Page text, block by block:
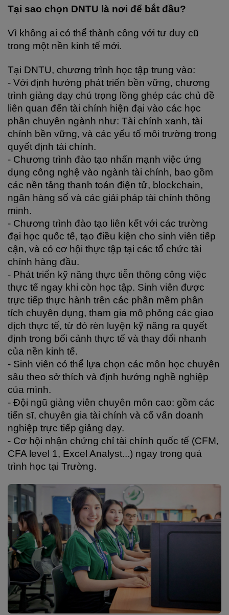
Tại sao chọn DNTU là nơi để bắt đầu?
Vì không ai có thể thành công với tư duy cũ
trong một nền kinh tế mới.
Tại DNTU, chương trình học tập trung vào:
- Với định hướng phát triển bền vững, chương
trình giảng dạy chú trọng lồng ghép các chủ đề
liên quan đến tài chính hiện đại vào các học
phần chuyên ngành như: Tài chính xanh, tài
chính bền vững, và các yếu tố môi trường trong
quyết định tài chính.
- Chương trình đào tạo nhấn mạnh việc ứng
dụng công nghệ vào ngành tài chính, bao gồm
các nền tảng thanh toán điện tử, blockchain,
ngân hàng số và các giải pháp tài chính thông
minh.
- Chương trình đào tạo liên kết với các trường
đại học quốc tế, tạo điều kiện cho sinh viên tiếp
cận, và có cơ hội thực tập tại các tổ chức tài
chính hàng đầu.
- Phát triển kỹ năng thực tiễn thông công việc
thực tế ngay khi còn học tập. Sinh viên được
trực tiếp thực hành trên các phần mềm phân
tích chuyên dụng, tham gia mô phỏng các giao
dịch thực tế, từ đó rèn luyện kỹ năng ra quyết
định trong bối cảnh thực tế và thay đổi nhanh
của nền kinh tế.
- Sinh viên có thể lựa chọn các môn học chuyên
sâu theo sở thích và định hướng nghề nghiệp
của mình.
- Đội ngũ giảng viên chuyên môn cao: gồm các
tiến sĩ, chuyên gia tài chính và cố vấn doanh
nghiệp trực tiếp giảng dạy.
- Cơ hội nhận chứng chỉ tài chính quốc tế (CFM,
CFA level 1, Excel Analyst...) ngay trong quá
trình học tại Trường.